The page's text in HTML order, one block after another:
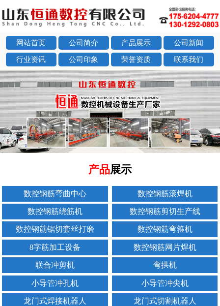
网站首页 公司简介 产品展示 公司新闻
行业资讯 公司印象 荣誉资质 联系我们
next
产品展示
数控钢筋弯曲中心 数控钢筋滚焊机
数控钢筋绕筋机 数控钢筋剪切生产线
数控钢筋锯切套丝打磨 数控钢筋弯箍机
8字筋加工设备 数控钢筋网片焊机
联合冲剪机 弯拱机
小导管冲孔机 小导管冲尖机
龙门式焊接机器人 龙门式切割机器人